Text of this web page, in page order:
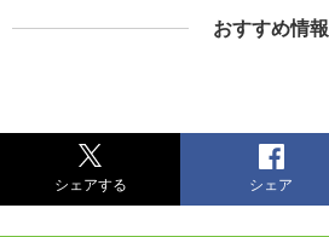
おすすめ情報
シェアする シェア